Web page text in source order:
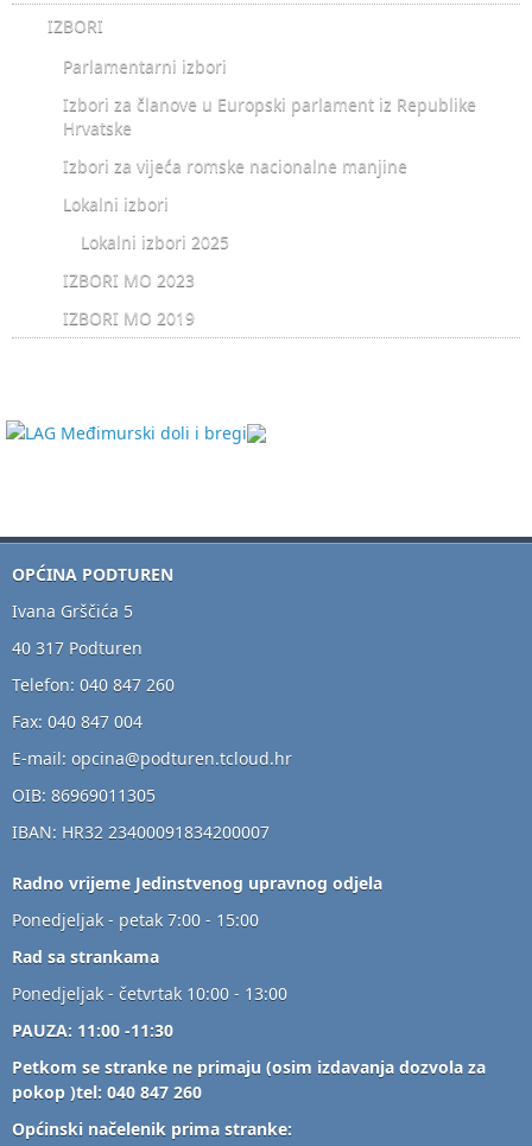
IZBORI
Parlamentarni izbori
Izbori za članove u Europski parlament iz Republike
Hrvatske
Izbori za vijeća romske nacionalne manjine
Lokalni izbori
Lokalni izbori 2025
IZBORI MO 2023
IZBORI MO 2019
OPĆINA PODTUREN
Ivana Grščića 5
40 317 Podturen
Telefon: 040 847 260
Fax: 040 847 004
E-mail: opcina@podturen.tcloud.hr
OIB: 86969011305
IBAN: HR32 23400091834200007
Radno vrijeme Jedinstvenog upravnog odjela
Ponedjeljak - petak 7:00 - 15:00
Rad sa strankama
Ponedjeljak - četvrtak 10:00 - 13:00
PAUZA: 11:00 -11:30
Petkom se stranke ne primaju (osim izdavanja dozvola za
pokop )tel: 040 847 260
Općinski načelenik prima stranke: